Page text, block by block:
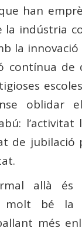
han
la indústria
la
contínua de
oblidar
l’activitat
de
allà
molt bé la
més